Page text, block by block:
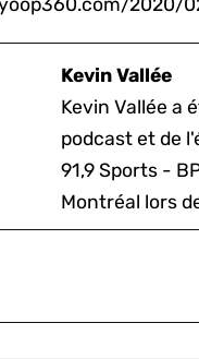
Kevin Vallée
Kevin Vallée a
podcast et de
91,9 Sports -
Montréal lors